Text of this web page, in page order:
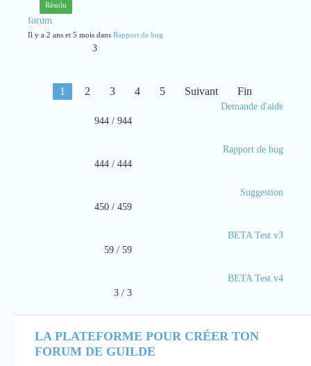
Résolu
forum
Il y a 2 ans et 5 mois dans Rapport de bug
3
1 2 3 4 5 Suivant Fin
Demande d'aide
944 / 944
Rapport de bug
444 / 444
Suggestion
450 / 459
BETA Test v3
59 / 59
BETA Test v4
3 / 3
LA PLATEFORME POUR CRÉER TON
FORUM DE GUILDE